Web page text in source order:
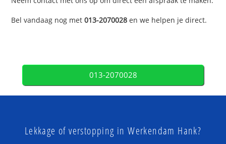
Bel vandaag nog met013-2070028 en we helpen je direct.
013-2070028
Lekkage of verstopping in Werkendam Hank?